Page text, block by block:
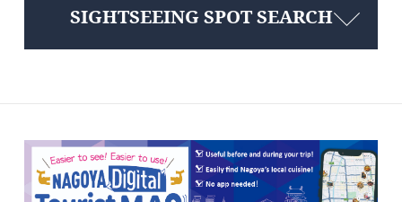
SIGHTSEEING SPOT SEARCH